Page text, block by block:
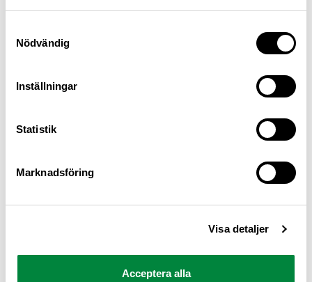
Nödvändig
Inställningar
Statistik
Marknadsföring
Visa detaljer
Acceptera alla
M Sverige är Sveriges största konsumentorganisation
för bilister och andra trafikanter
Ansvarig utgivare: Heléne Lilja
Pressrum
Om oss